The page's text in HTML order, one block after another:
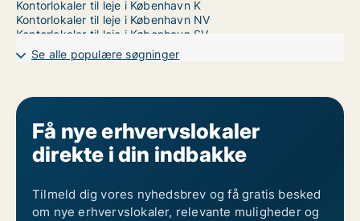
Kontorlokaler til leje i København K
Kontorlokaler til leje i København NV
Kontorlokaler til leje i København SV
Kontorlokaler til leje i Nordhavn
Kontorlokaler til leje på Nørrebro
Kontorlokaler til leje på Vesterbro
Kontorlokaler til leje i Ørestad
Kontorlokaler til leje på Østerbro
Se alle populære søgninger
Få nye erhvervslokaler
direkte i din indbakke
Tilmeld dig vores nyhedsbrev og få gratis besked
om nye erhvervslokaler, relevante muligheder og